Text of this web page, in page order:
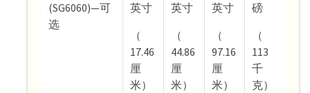
(SG6060)—可
选
英寸
（
17.46
厘
米）
英寸
（
44.86
厘
米）
英寸
（
97.16
厘
米）
磅
（
113
千
克）